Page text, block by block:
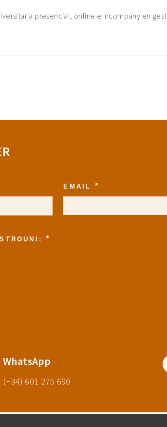
presencial, online e incompany en
EMAIL *
*
WhatsApp
(+34) 601 275 690